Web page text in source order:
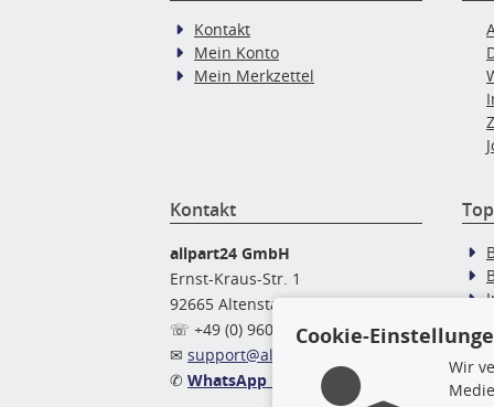
Kontakt
Mein Konto
Mein Merkzettel
Kontakt
allpart24 GmbH
Ernst-Kraus-Str. 1
92665 Altenstadt
☏ +49 (0) 9602 / 9 42 49 46
✉ support@allpart24.de
✆ WhatsApp Nachricht
Cookie-
Wir